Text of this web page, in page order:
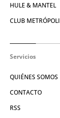
HULE & MANTEL
CLUB METRÓPOLI
Servicios
QUIÉNES SOMOS
CONTACTO
RSS